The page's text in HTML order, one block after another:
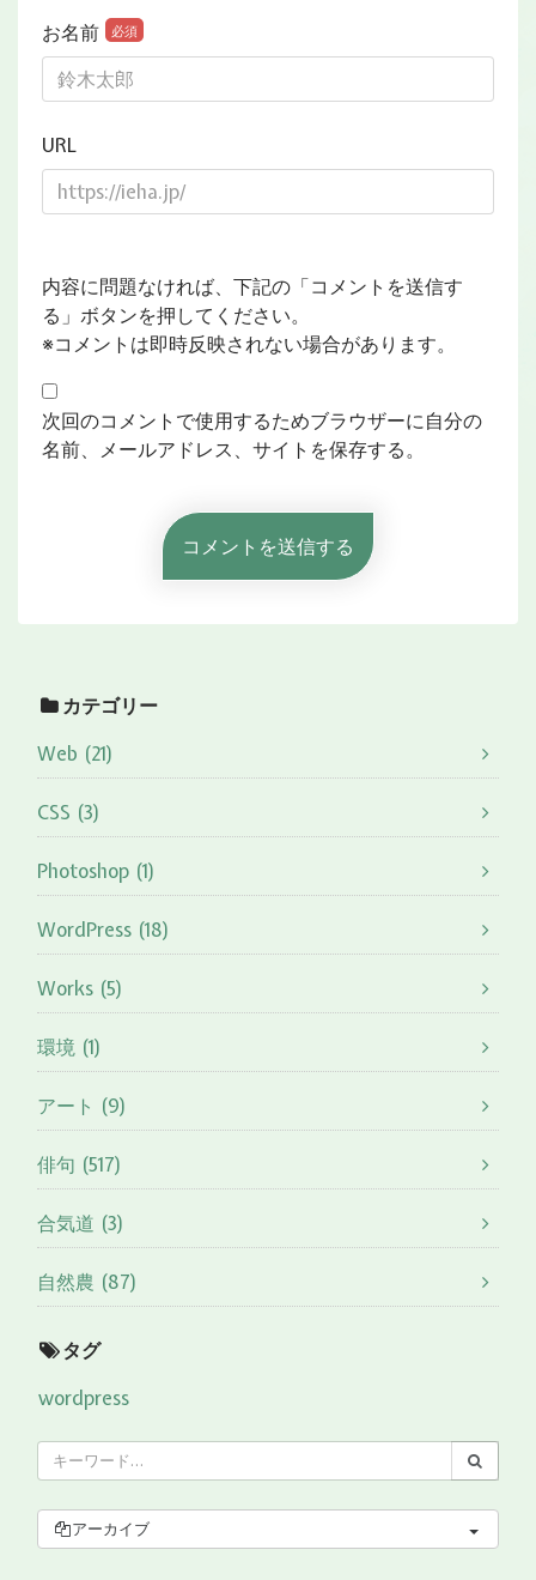
お名前 必須
URL
内容に問題なければ、下記の「コメントを送信す
る」ボタンを押してください。
※コメントは即時反映されない場合があります。
次回のコメントで使用するためブラウザーに自分の
名前、メールアドレス、サイトを保存する。
カテゴリー
Web (21)
CSS (3)
Photoshop (1)
WordPress (18)
Works (5)
環境 (1)
アート (9)
俳句 (517)
合気道 (3)
自然農 (87)
タグ
wordpress
アーカイブ